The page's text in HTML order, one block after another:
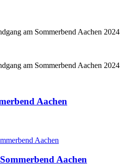
am Sommerbend Aachen 2024
am Sommerbend Aachen 2024
Aachen
Aachen